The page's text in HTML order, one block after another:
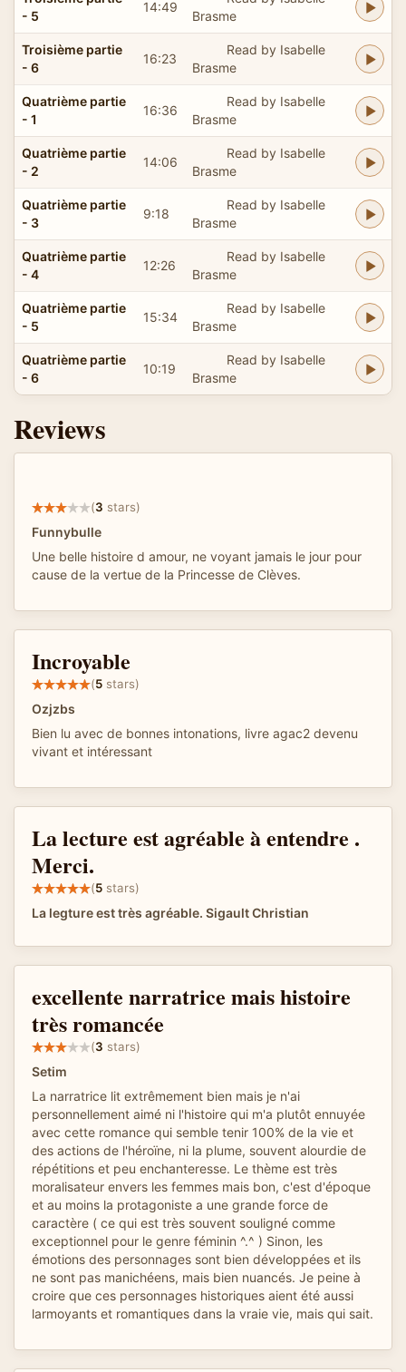
- 5
14:49
Brasme
Troisième partie
- 6
16:23
Read by Isabelle
Brasme
Quatrième partie
- 1
16:36
Read by Isabelle
Brasme
Quatrième partie
- 2
14:06
Read by Isabelle
Brasme
Quatrième partie
- 3
9:18
Read by Isabelle
Brasme
Quatrième partie
- 4
12:26
Read by Isabelle
Brasme
Quatrième partie
- 5
15:34
Read by Isabelle
Brasme
Quatrième partie
- 6
10:19
Read by Isabelle
Brasme
Reviews
(3 stars)
Funnybulle
Une belle histoire d amour, ne voyant jamais le jour pour
cause de la vertue de la Princesse de Clèves.
Incroyable
(5 stars)
Ozjzbs
Bien lu avec de bonnes intonations, livre agac2 devenu
vivant et intéressant
La lecture est agréable à entendre .
Merci.
(5 stars)
La legture est très agréable. Sigault Christian
excellente narratrice mais histoire
très romancée
(3 stars)
Setim
La narratrice lit extrêmement bien mais je n'ai
personnellement aimé ni l'histoire qui m'a plutôt ennuyée
avec cette romance qui semble tenir 100% de la vie et
des actions de l'héroïne, ni la plume, souvent alourdie de
répétitions et peu enchanteresse. Le thème est très
moralisateur envers les femmes mais bon, c'est d'époque
et au moins la protagoniste a une grande force de
caractère ( ce qui est très souvent souligné comme
exceptionnel pour le genre féminin ^.^ ) Sinon, les
émotions des personnages sont bien développées et ils
ne sont pas manichéens, mais bien nuancés. Je peine à
croire que ces personnages historiques aient été aussi
larmoyants et romantiques dans la vraie vie, mais qui sait.